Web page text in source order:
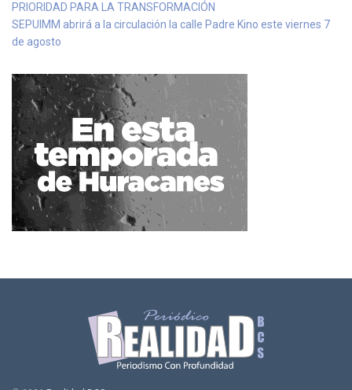
PRIORIDAD PARA LA TRANSFORMACIÓN
SEPUIMM abrirá a la circulación la calle Padre Kino este viernes 7
de agosto